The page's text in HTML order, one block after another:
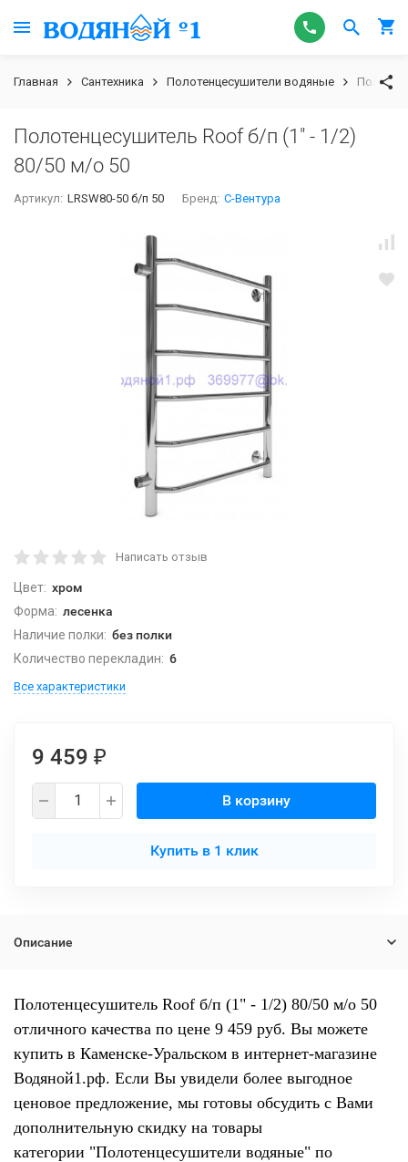
Главная Сантехника Полотенцесушители водяные
Полотенцесушитель Roof б/п (1" - 1/2)
80/50 м/о 50
Артикул: LRSW80-50 б/п 50 Бренд: С-Вентура
Написать отзыв
Цвет: хром
Форма: лесенка
Наличие полки: без полки
Количество перекладин: 6
Все характеристики
9 459 ₽
В корзину
Купить в 1 клик
Описание
Полотенцесушитель Roof б/п (1" - 1/2) 80/50 м/о 50
отличного качества по цене 9 459 руб. Вы можете
купить в Каменске-Уральском в интернет-магазине
Водяной1.рф. Если Вы увидели более выгодное
ценовое предложение, мы готовы обсудить с Вами
дополнительную скидку на товары
категории "Полотенцесушители водяные" по